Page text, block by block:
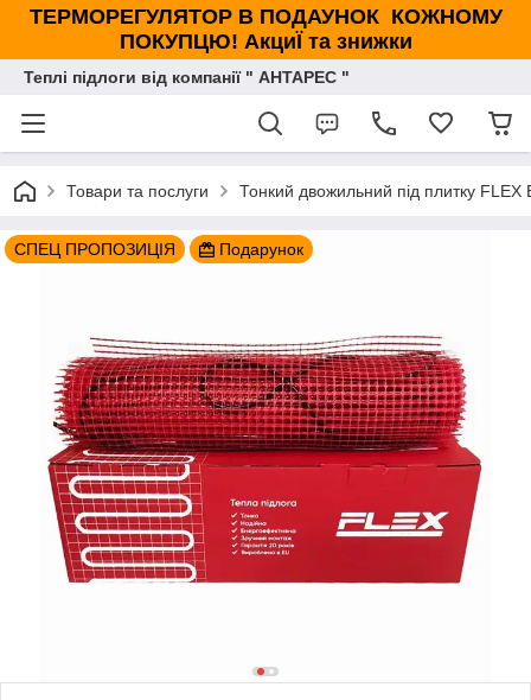
ТЕРМОРЕГУЛЯТОР В ПОДАУНОК КОЖНОМУ
ПОКУПЦЮ! АкциЇ та знижки
Теплі підлоги від компанії " АНТАРЕС "
Товари та послуги Тонкий двожильний під плитку FLEX
СПЕЦ ПРОПОЗИЦІЯ Подарунок